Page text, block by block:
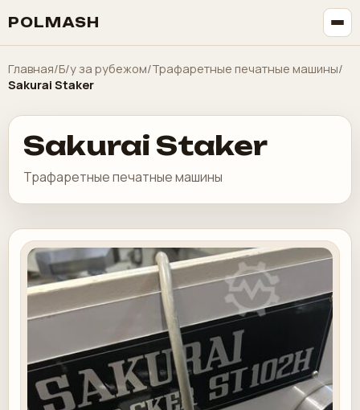
POLMASH
Главная/Б/у за рубежом/Трафаретные печатные машины/
Sakurai Staker
Sakurai Staker
Трафаретные печатные машины